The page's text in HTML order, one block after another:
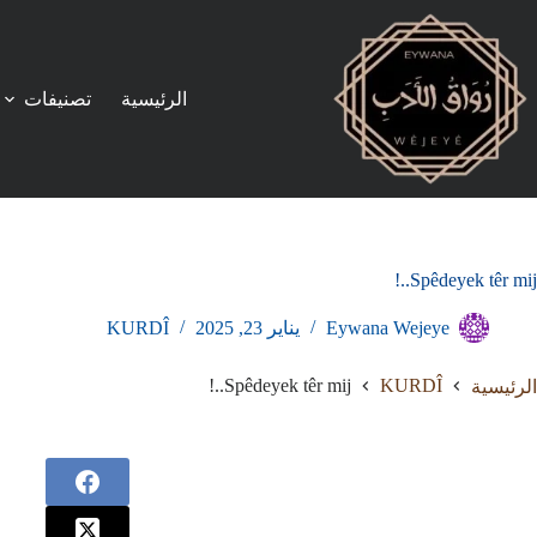
المحتوى
الرئيسية تصنيفات
Spêdeyek têr mij..!
Eywana Wejeye يناير 23, 2025 KURDÎ
الرئيسية KURDÎ
Spêdeyek têr mij..!